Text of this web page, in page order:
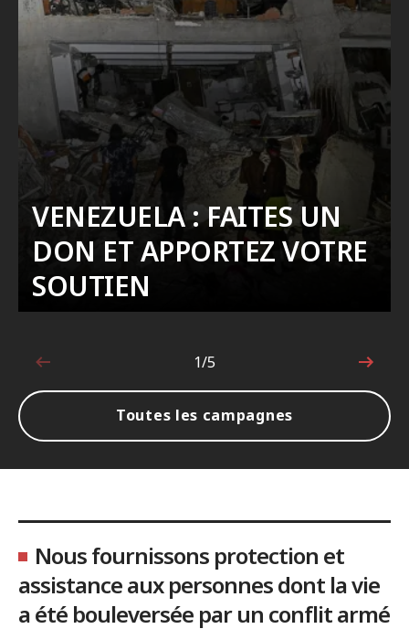
VENEZUELA : FAITES UN
DON ET APPORTEZ VOTRE
SOUTIEN
1sur5
1/5
Toutes les campagnes
Nous fournissons protection et
assistance aux personnes dont la vie
a été bouleversée par un conflit armé